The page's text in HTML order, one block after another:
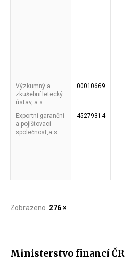
Výzkumný a
zkušební letecký
ústav, a.s.
00010669
Exportní garanční
a pojištovací
společnost,a.s.
45279314
Zobrazeno 276 ×
Ministerstvo financí ČR